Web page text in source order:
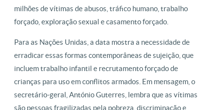
milhões de vítimas de abusos, tráfico humano, trabalho
forçado, exploração sexual e casamento forçado.
Para as Nações Unidas, a data mostra a necessidade de
erradicar essas formas contemporâneas de sujeição, que
incluem trabalho infantil e recrutamento forçado de
crianças para uso em conflitos armados. Em mensagem, o
secretário-geral, António Guterres, lembra que as vítimas
são pessoas fragilizadas pela pobreza, discriminação e